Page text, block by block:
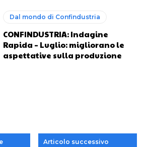
Dal mondo di Confindustria
CONFINDUSTRIA: Indagine
Rapida – Luglio: migliorano le
aspettative sulla produzione
Articolo successivo